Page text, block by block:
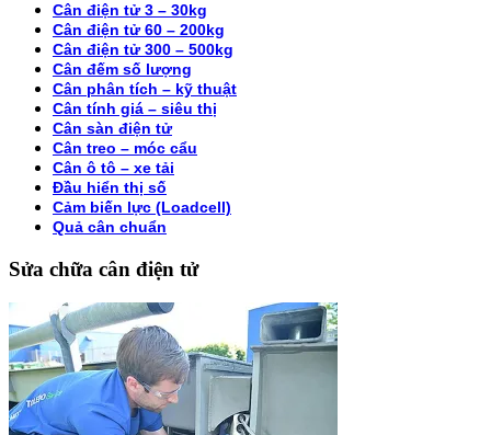
Cân điện tử 3 – 30kg
Cân điện tử 60 – 200kg
Cân điện tử 300 – 500kg
Cân đếm số lượng
Cân phân tích – kỹ thuật
Cân tính giá – siêu thị
Cân sàn điện tử
Cân treo – móc cẩu
Cân ô tô – xe tải
Đầu hiển thị số
Cảm biến lực (Loadcell)
Quả cân chuẩn
Sửa chữa cân điện tử